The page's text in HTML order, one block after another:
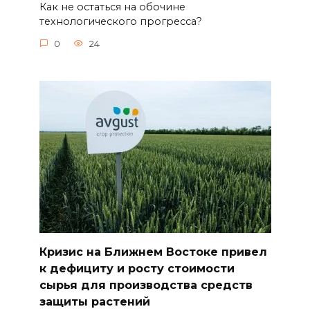
Как не остаться на обочине
технологического прогресса?
0 24
Кризис на Ближнем Востоке привел
к дефициту и росту стоимости
сырья для производства средств
защиты растений